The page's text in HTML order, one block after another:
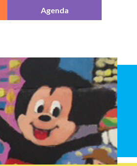
Agenda